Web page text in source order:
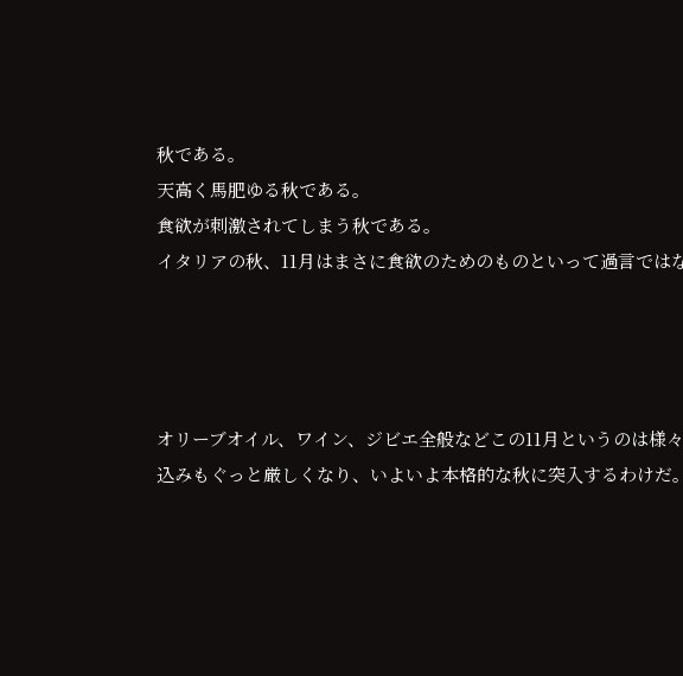
秋である。
天高く馬肥ゆる秋である。
食欲が刺激されてしまう秋である。
イタリアの秋、11月はまさに食欲のためのものといって過言ではな
オリーブオイル、ワイン、ジビエ全般などこの11月というのは
込みもぐっと厳しくなり、いよいよ本格的な秋に突入するわけだ。